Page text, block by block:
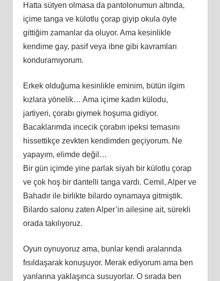
Hatta sütyen olmasa da pantolonumun altında,
içime tanga ve külotlu çorap giyip okula öyle
gittiğim zamanlar da oluyor. Ama kesinlikle
kendime gay, pasif veya ibne gibi kavramları
konduramıyorum.
Erkek olduğuma kesinlikle eminim, bütün ilgim
kızlara yönelik… Ama içime kadın külodu,
jartiyeri, çorabı giymek hoşuma gidiyor.
Bacaklarımda incecik çorabın ipeksi temasını
hissettikçe zevkten kendimden geçiyorum. Ne
yapayım, elimde değil…
Bir gün içimde yine parlak siyah bir külotlu çorap
ve çok hoş bir dantelli tanga vardı. Cemil, Alper ve
Bahadır ile birlikte bilardo oynamaya gitmiştik.
Bilardo salonu zaten Alper’in ailesine ait, sürekli
orada takılıyoruz.
Oyun oynuyoruz ama, bunlar kendi aralarında
fısıldaşarak konuşuyor. Merak ediyorum ama ben
yanlarına yaklaşınca susuyorlar. O sırada ben